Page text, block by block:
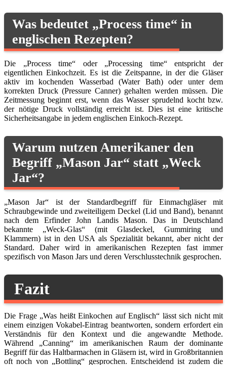
Was bedeutet „Process time“ in
englischen Rezepten?
Die „Process time“ oder „Processing time“ entspricht der
eigentlichen Einkochzeit. Es ist die Zeitspanne, in der die Gläser
aktiv im kochenden Wasserbad (Water Bath) oder unter dem
korrekten Druck (Pressure Canner) gehalten werden müssen. Die
Zeitmessung beginnt erst, wenn das Wasser sprudelnd kocht bzw.
der nötige Druck vollständig erreicht ist. Dies ist eine kritische
Sicherheitsangabe in jedem englischen Einkoch-Rezept.
Warum nutzen Amerikaner den
Begriff „Mason Jar“ statt „Weck
Jar“?
„Mason Jar“ ist der Standardbegriff für Einmachgläser mit
Schraubgewinde und zweiteiligem Deckel (Lid und Band), benannt
nach dem Erfinder John Landis Mason. Das in Deutschland
bekannte „Weck-Glas“ (mit Glasdeckel, Gummiring und
Klammern) ist in den USA als Spezialität bekannt, aber nicht der
Standard. Daher wird in amerikanischen Rezepten fast immer
spezifisch von Mason Jars und deren Verschlusstechnik gesprochen.
Fazit
Die Frage „Was heißt Einkochen auf Englisch“ lässt sich nicht mit
einem einzigen Vokabel-Eintrag beantworten, sondern erfordert ein
Verständnis für den Kontext und die angewandte Methode.
Während „Canning“ im amerikanischen Raum der dominante
Begriff für das Haltbarmachen in Gläsern ist, wird in Großbritannien
oft noch von „Bottling“ gesprochen. Entscheidend ist zudem die